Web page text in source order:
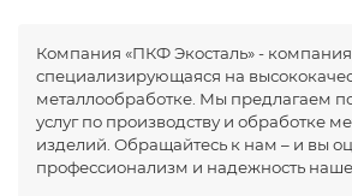
Компания «ПКФ Экосталь» - компания,
специализирующаяся на
металлообработке. Мы предлагаем
услуг по производству и обработке
изделий. Обращайтесь к нам – и вы
профессионализм и надежность